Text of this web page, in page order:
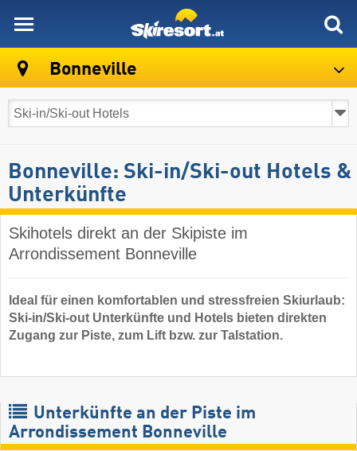
Bonneville
Bonneville: Ski-in/Ski-out Hotels &
Unterkünfte
Skihotels direkt an der Skipiste im
Arrondissement Bonneville
Ideal für einen komfortablen und stressfreien Skiurlaub:
Ski-in/Ski-out Unterkünfte und Hotels bieten direkten
Zugang zur Piste, zum Lift bzw. zur Talstation.
Unterkünfte an der Piste im
Arrondissement Bonneville